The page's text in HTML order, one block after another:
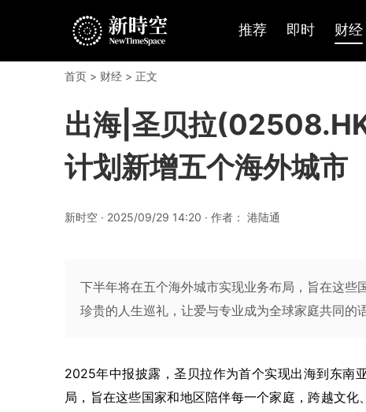
推荐 即时 财经
首页 > 财经 > 正文
出海|圣贝拉
计划新增五个海外城市
新时空 · 2025/09/29 14:20 · 作者： 港陆通
下半年将在五个海外城市实现业务布局，旨在这
珍贵的人生巡礼，让爱与专业成为全球家庭共同的语
2025年中报披露，圣贝拉作为首个实现出海到东南
局，旨在这些国家和地区陪伴每一个家庭，跨越文